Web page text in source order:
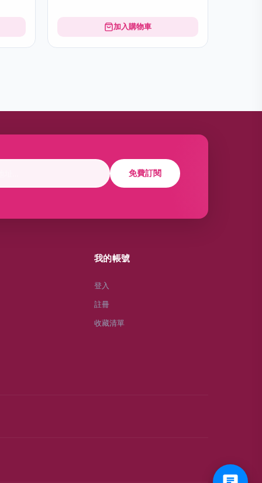
加入購物車
免費訂閱
我的帳號
登入
註冊
收藏清單